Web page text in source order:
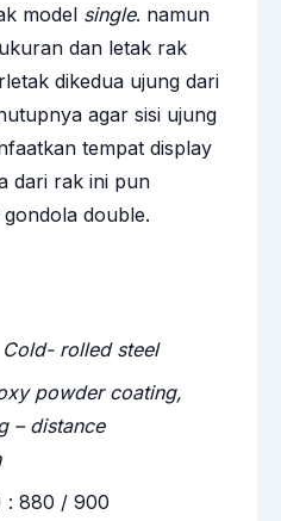
model single. namun
dan letak rak
dikedua ujung dari
agar sisi ujung
tempat display
dari rak ini pun
double.
Cold- rolled steel
powder coating,
– distance
: 880 / 900